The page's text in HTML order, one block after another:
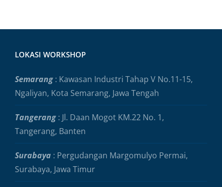
LOKASI WORKSHOP
Semarang : Kawasan Industri Tahap V No.11-15,
Ngaliyan, Kota Semarang, Jawa Tengah
Tangerang : Jl. Daan Mogot KM.22 No. 1,
Tangerang, Banten
Surabaya : Pergudangan Margomulyo Permai,
Surabaya, Jawa Timur